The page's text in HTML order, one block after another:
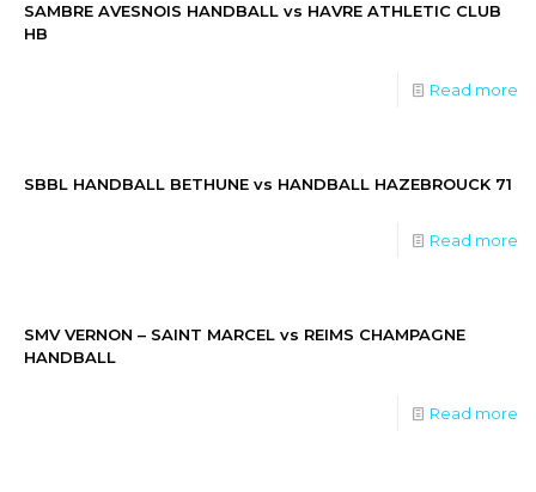
SAMBRE AVESNOIS HANDBALL vs HAVRE ATHLETIC CLUB
HB
Read more
SBBL HANDBALL BETHUNE vs HANDBALL HAZEBROUCK 71
Read more
SMV VERNON – SAINT MARCEL vs REIMS CHAMPAGNE
HANDBALL
Read more